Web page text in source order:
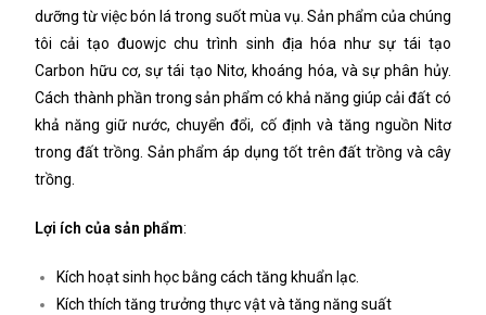
dưỡng từ việc bón lá trong suốt mùa vụ. Sản phẩm của chúng
tôi cải tạo đuowjc chu trình sinh địa hóa như sự tái tạo
Carbon hữu cơ, sự tái tạo Nitơ, khoáng hóa, và sự phân hủy.
Cách thành phần trong sản phẩm có khả năng giúp cải đất có
khả năng giữ nước, chuyển đổi, cố định và tăng nguồn Nitơ
trong đất trồng. Sản phẩm áp dụng tốt trên đất trồng và cây
trồng.
Lợi ích của sản phẩm:
Kích hoạt sinh học bằng cách tăng khuẩn lạc.
Kích thích tăng trưởng thực vật và tăng năng suất